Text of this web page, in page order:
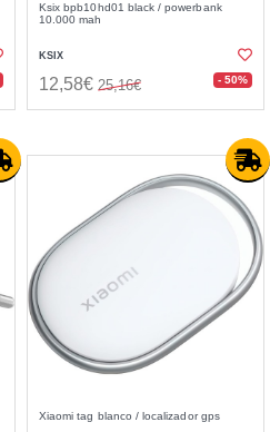
Ksix bpb10hd01 black / powerbank
10.000 mah
KSIX
12,58€ 25,16€ - 50%
Xiaomi tag blanco / localizador gps